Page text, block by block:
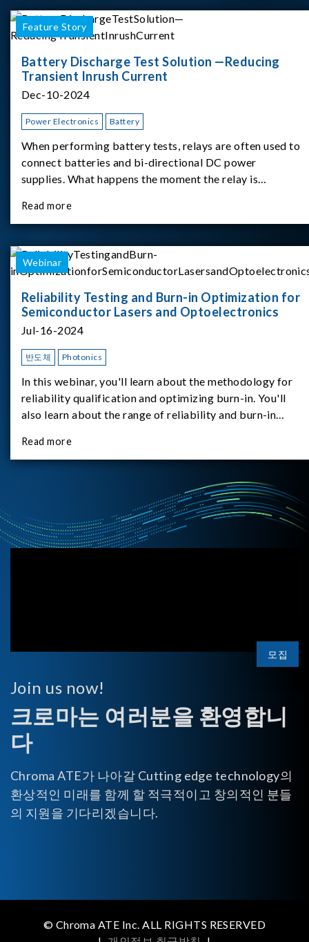
Feature Story
Battery Discharge Test Solution —Reducing
Transient Inrush Current
Dec-10-2024
Power Electronics Battery
When performing battery tests, relays are often used to
connect batteries and bi-directional DC power
supplies. What happens the moment the relay is
experimental equipment for this study.provides an
applicati
Read more
Webinar
Reliability Testing and Burn-in Optimization for
Semiconductor Lasers and Optoelectronics
Jul-16-2024
반도체 Photonics
In this webinar, you'll learn about the methodology for
reliability qualification and optimizing burn-in. You'll
also learn about the range of reliability and burn-in
test-as-a-service options.
Read more
모집
Join us now!
크로마는 여러분을 환영합니
다
Chroma ATE가 나아갈 Cutting edge technology의
환상적인 미래를 함께 할 적극적이고 창의적인 분들
의 지원을 기다리겠습니다.
© Chroma ATE Inc. ALL RIGHTS RESERVED